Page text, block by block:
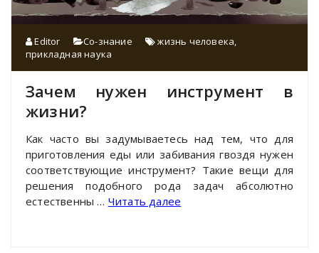
Editor Со-знание жизнь человека
прикладная наука
Зачем нужен инструмент в
жизни?
Как часто вы задумываетесь над тем, что для
приготовления еды или забивания гвоздя нужен
соответствующие инструмент? Такие вещи для
решения подобного рода задач абсолютно
естественны … Читать далее